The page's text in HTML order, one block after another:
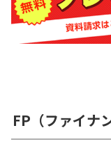
FP（ファイナ